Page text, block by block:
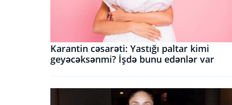
Karantin cəsarəti: Yastığı paltar kimi
geyəcəksənmi? İşdə bunu edənlər var